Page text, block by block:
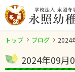
トップ ブログ 2024
2024年09月